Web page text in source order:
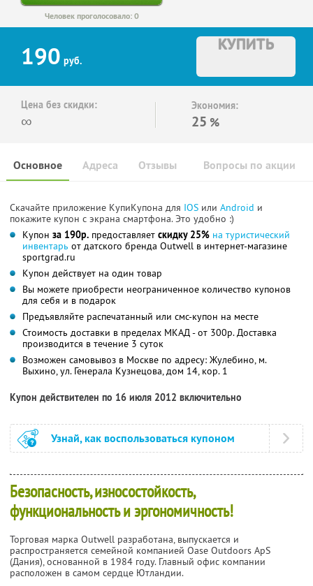
Человек проголосовало: 0
190 руб.
КУПИТЬ
Цена без скидки:
∞
Экономия:
25 %
Основное Отзывы Вопросы по акции
Адреса
Скачайте приложение КупиКупона для IOS или Android и
покажите купон с экрана смартфона. Это удобно :)
Купон за 190р. предоставляет скидку 25% на туристический
инвентарь от датского бренда Outwell в интернет-магазине
sportgrad.ru
Купон действует на один товар
Вы можете приобрести неограниченное количество купонов
для себя и в подарок
Предъявляйте распечатанный или смс-купон на месте
Стоимость доставки в пределах МКАД - от 300р. Доставка
производится в течение 3 суток
Возможен самовывоз в Москве по адресу: Жулебино, м.
Выхино, ул. Генерала Кузнецова, дом 14, кор. 1
Купон действителен по 16 июля 2012 включительно
Узнай, как воспользоваться купоном
Безопасность, износостойкость,
функциональность и эргономичность!
Торговая марка Outwell разработана, выпускается и
распространяется семейной компанией Oase Outdoors ApS
(Дания), основанной в 1984 году. Главный офис компании
расположен в самом сердце Ютландии.